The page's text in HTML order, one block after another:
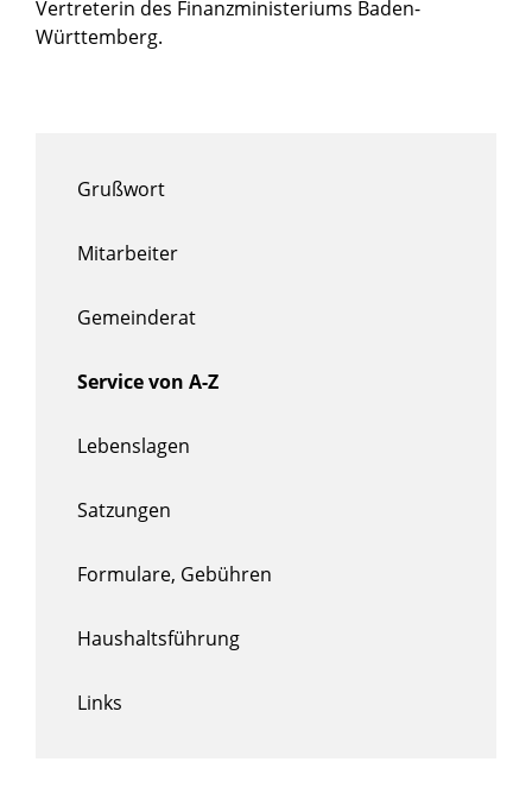
Vertreterin des Finanzministeriums Baden-
Württemberg.
Grußwort
Mitarbeiter
Gemeinderat
Service von A-Z
Lebenslagen
Satzungen
Formulare, Gebühren
Haushaltsführung
Links